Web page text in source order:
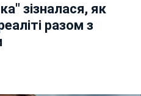
зізналася, як
разом з